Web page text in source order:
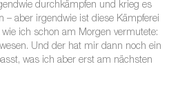
durchkämpfen und krieg es
– aber irgendwie ist diese Kämpferei
ich schon am Morgen vermutete:
Und der hat mir dann noch ein
was ich aber erst am nächsten